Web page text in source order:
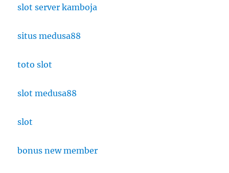
slot server kamboja
situs medusa88
toto slot
slot medusa88
slot
bonus new member